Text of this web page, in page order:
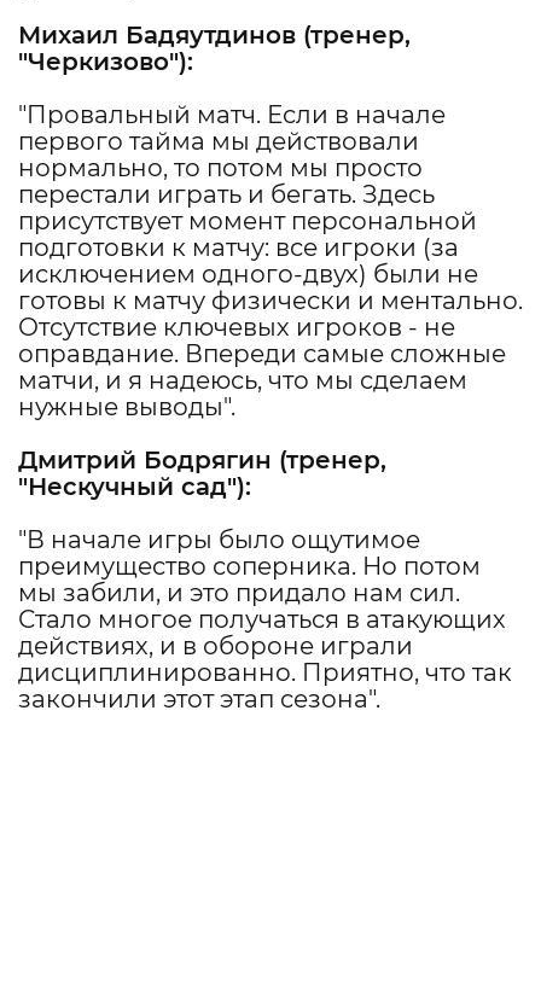
Михаил Бадяутдинов (тренер,
"Черкизово"):
"Провальный матч. Если в начале
первого тайма мы действовали
нормально, то потом мы просто
перестали играть и бегать. Здесь
присутствует момент персональной
подготовки к матчу: все игроки (за
исключением одного-двух) были не
готовы к матчу физически и ментально.
Отсутствие ключевых игроков - не
оправдание. Впереди самые сложные
матчи, и я надеюсь, что мы сделаем
нужные выводы".
Дмитрий Бодрягин (тренер,
"Нескучный сад"):
"В начале игры было ощутимое
преимущество соперника. Но потом
мы забили, и это придало нам сил.
Стало многое получаться в атакующих
действиях, и в обороне играли
дисциплинированно. Приятно, что так
закончили этот этап сезона".